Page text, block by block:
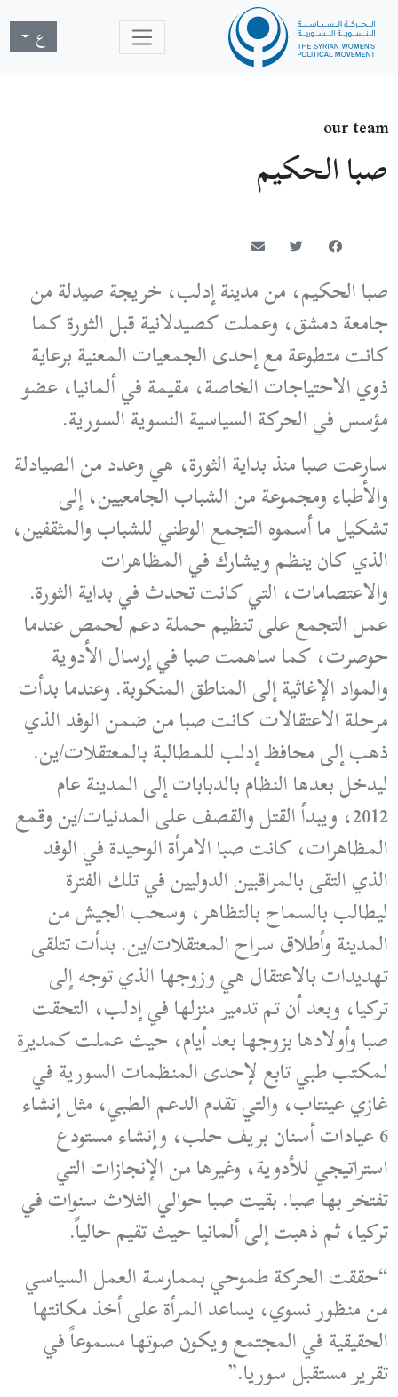
ع
our team
صبا الحكيم
صبا الحكيم، من مدينة إدلب، خريجة صيدلة من
جامعة دمشق، وعملت كصيدلانية قبل الثورة كما
كانت متطوعة مع إحدى الجمعيات المعنية برعاية
ذوي الاحتياجات الخاصة، مقيمة في ألمانيا، عضو
مؤسس في الحركة السياسية النسوية السورية.
سارعت صبا منذ بداية الثورة، هي وعدد من الصيادلة
والأطباء ومجموعة من الشباب الجامعيين، إلى
تشكيل ما أسموه التجمع الوطني للشباب والمثقفين،
الذي كان ينظم ويشارك في المظاهرات
والاعتصامات، التي كانت تحدث في بداية الثورة.
عمل التجمع على تنظيم حملة دعم لحمص عندما
حوصرت، كما ساهمت صبا في إرسال الأدوية
والمواد الإغاثية إلى المناطق المنكوبة. وعندما بدأت
مرحلة الاعتقالات كانت صبا من ضمن الوفد الذي
ذهب إلى محافظ إدلب للمطالبة بالمعتقلات/ين.
ليدخل بعدها النظام بالدبابات إلى المدينة عام
2012، ويبدأ القتل والقصف على المدنيات/ين وقمع
المظاهرات، كانت صبا الامرأة الوحيدة في الوفد
الذي التقى بالمراقبين الدوليين في تلك الفترة
ليطالب بالسماح بالتظاهر، وسحب الجيش من
المدينة وأطلاق سراح المعتقلات/ين. بدأت تتلقى
تهديدات بالاعتقال هي وزوجها الذي توجه إلى
تركيا، وبعد أن تم تدمير منزلها في إدلب، التحقت
صبا وأولادها بزوجها بعد أيام، حيث عملت كمديرة
لمكتب طبي تابع لإحدى المنظمات السورية في
غازي عينتاب، والتي تقدم الدعم الطبي، مثل إنشاء
6 عيادات أسنان بريف حلب، وإنشاء مستودع
استراتيجي للأدوية، وغيرها من الإنجازات التي
تفتخر بها صبا. بقيت صبا حوالي الثلاث سنوات في
تركيا، ثم ذهبت إلى ألمانيا حيث تقيم حالياً.
“حققت الحركة طموحي بممارسة العمل السياسي
من منظور نسوي، يساعد المرأة على أخذ مكانتها
الحقيقية في المجتمع ويكون صوتها مسموعاً في
تقرير مستقبل سوريا.”